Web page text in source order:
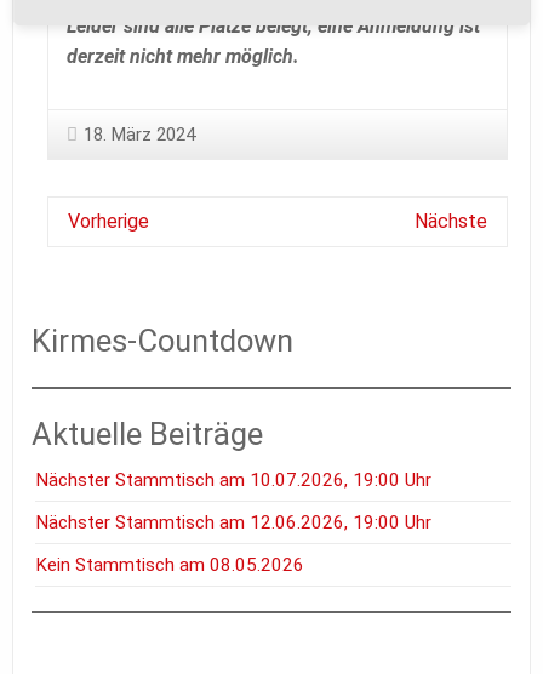
Leider sind alle Plätze belegt, eine Anmeldung ist
derzeit nicht mehr möglich.
18. März 2024
Vorherige Nächste
Kirmes-Countdown
Aktuelle Beiträge
Nächster Stammtisch am 10.07.2026, 19:00 Uhr
Nächster Stammtisch am 12.06.2026, 19:00 Uhr
Kein Stammtisch am 08.05.2026